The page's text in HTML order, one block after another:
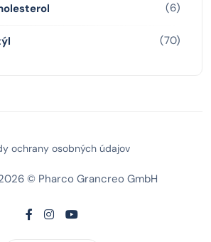
(6)
(70)
ochrany osobných údajov
© Pharco Grancreo GmbH